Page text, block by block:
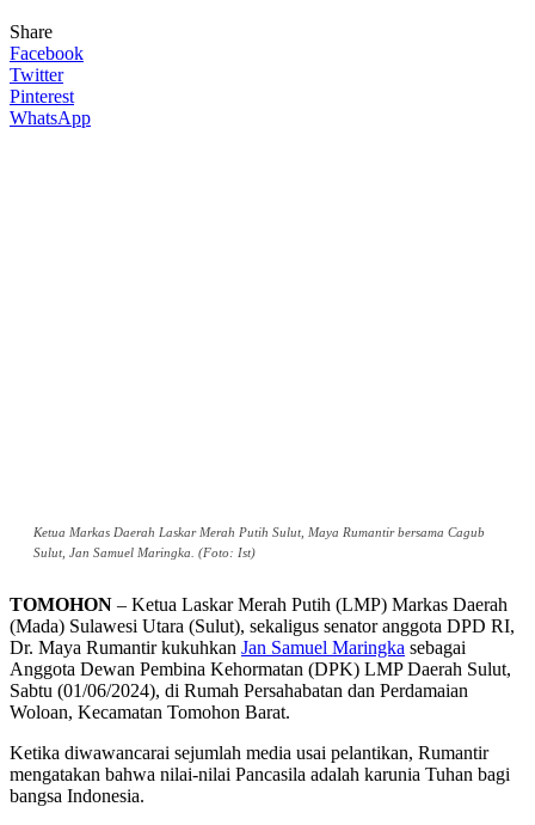
Share
Facebook
Twitter
Pinterest
WhatsApp
Ketua Markas Daerah Laskar Merah Putih Sulut, Maya Rumantir bersama Cagub
Sulut, Jan Samuel Maringka. (Foto: Ist)
TOMOHON – Ketua Laskar Merah Putih (LMP) Markas Daerah
(Mada) Sulawesi Utara (Sulut), sekaligus senator anggota DPD RI,
Dr. Maya Rumantir kukuhkan Jan Samuel Maringka sebagai
Anggota Dewan Pembina Kehormatan (DPK) LMP Daerah Sulut,
Sabtu (01/06/2024), di Rumah Persahabatan dan Perdamaian
Woloan, Kecamatan Tomohon Barat.
Ketika diwawancarai sejumlah media usai pelantikan, Rumantir
mengatakan bahwa nilai-nilai Pancasila adalah karunia Tuhan bagi
bangsa Indonesia.